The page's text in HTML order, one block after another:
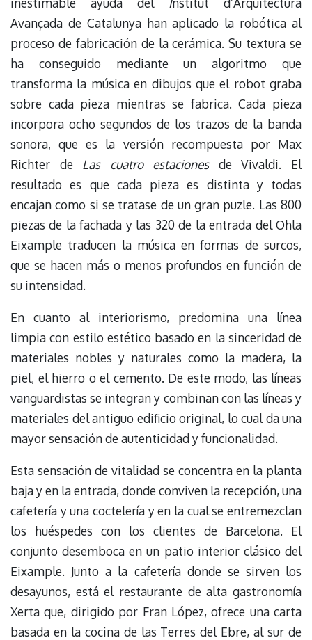
Avançada de Catalunya han aplicado la robótica al
proceso de fabricación de la cerámica. Su textura se
ha conseguido mediante un algoritmo que
transforma la música en dibujos que el robot graba
sobre cada pieza mientras se fabrica. Cada pieza
incorpora ocho segundos de los trazos de la banda
sonora, que es la versión recompuesta por Max
Richter de Las cuatro estacionesde Vivaldi. El
resultado es que cada pieza es distinta y todas
encajan como si se tratase de un gran puzle. Las 800
piezas de la fachada y las 320 de la entrada del Ohla
Eixample traducen la música en formas de surcos,
que se hacen más o menos profundos en función de
su intensidad.
En cuanto al interiorismo, predomina una línea
limpia con estilo estético basado en la sinceridad de
materiales nobles y naturales como la madera, la
piel, el hierro o el cemento. De este modo, las líneas
vanguardistas se integran y combinan con las líneas y
materiales del antiguo edificio original, lo cual da una
mayor sensación de autenticidad y funcionalidad.
Esta sensación de vitalidad se concentra en la planta
baja y en la entrada, donde conviven la recepción, una
cafetería y una coctelería y en la cual se entremezclan
los huéspedes con los clientes de Barcelona. El
conjunto desemboca en un patio interior clásico del
Eixample. Junto a la cafetería donde se sirven los
desayunos, está el restaurante de alta gastronomía
Xerta que, dirigido por Fran López, ofrece una carta
basada en la cocina de las Terres del Ebre, al sur de